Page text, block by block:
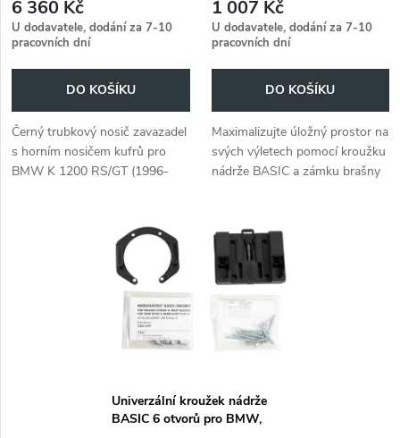
r
o
d
u
r
o
d
u
6 360 Kč
U dodavatele, dodání za 7-10
pracovních dní
DO KOŠÍKU
Černý trubkový nosič zavazadel
s horním nosičem kufrů pro
BMW K 1200 RS/GT (1996-
1 007 Kč
U dodavatele, dodání za 7-10
pracovních dní
DO KOŠÍKU
Maximalizujte úložný prostor na
svých výletech pomocí kroužku
nádrže BASIC a zámku brašny
Univerzální kroužek nádrže
BASIC 6 otvorů pro BMW,